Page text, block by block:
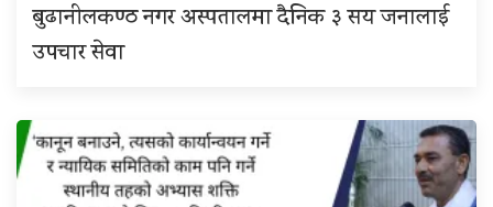
बुढानीलकण्ठ नगर अस्पतालमा दैनिक ३ सय जनालाई
उपचार सेवा